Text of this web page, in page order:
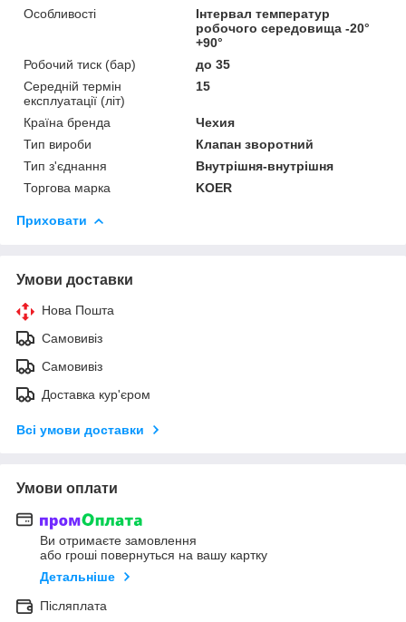
Особливості
Інтервал температур
робочого середовища -20°
+90°
Робочий тиск (бар)
до 35
Середній термін
експлуатації (літ)
15
Країна бренда
Чехия
Тип вироби
Клапан зворотний
Тип з'єднання
Внутрішня-внутрішня
Торгова марка
KOER
Приховати
Умови доставки
Нова Пошта
Самовивіз
Самовивіз
Доставка кур'єром
Всі умови доставки
Умови оплати
Ви отримаєте замовлення
або гроші повернуться на вашу картку
Детальніше
Післяплата